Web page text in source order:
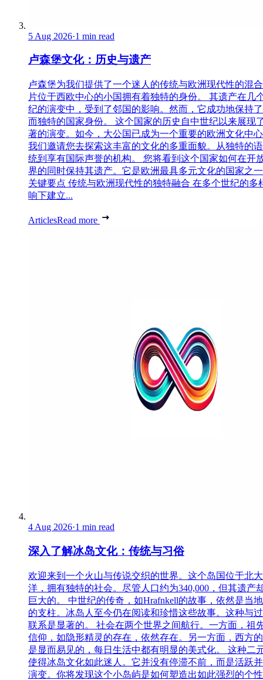
5 Aug 2026·1 min read
卢森堡文化：历史与遗产
卢森堡为我们提供了一个迷人的传统与欧洲现代性的混
片位于西欧中心的小国拥有着独特的身份。 其遗产在几
纪的演变中，受到了邻国的影响。然而，它成功地保持
而独特的国家身份。 这个国家的历史自中世纪以来展现
著的演变。如今，大公国已成为一个重要的欧洲文化中
我们邀请您去探索这丰富的文化的多重面貌。从独特的
统到享有国际声誉的机构。 您将看到这个国家如何在开
界的同时保持其遗产。它是欧洲最具多元文化的国家之
关键要点 传统与欧洲现代性的独特融合 在多个世纪的多
响下建立...
ArticlesRead more
4 Aug 2026·1 min read
深入了解冰岛文化：传统与习俗
欢迎来到一个火山与传说交织的世界。这个岛国位于北
洋，拥有独特的社会。尽管人口约为340,000，但其遗产
巨大的。 中世纪的传奇，如Hrafnkell的故事，依然是当
的支柱。冰岛人至今仍在阅读和珍惜这些故事。这种与
联系是显著的。 社会在两个世界之间航行。一方面，祖
信仰，如隐形精灵的存在，依然存在。另一方面，西方
是显而易见的，每日生活中都有明显的美式化。 这种二
使得冰岛文化如此迷人。它并没有停滞不前，而是活跃
演变。你将发现这个小岛屿是如何塑造出如此强烈的个